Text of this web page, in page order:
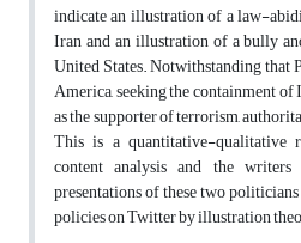
indicate an illustration of a law-
Iran and an illustration of a bully
United States. Notwithstanding that
America, seeking the containment
as the supporter of terrorism,
This is a quantitative-qualitative
content analysis and the
presentations of these two
policies on Twitter by illustration